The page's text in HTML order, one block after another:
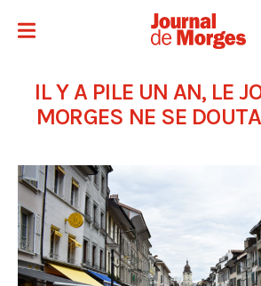
IL Y A PILE UN AN, LE
MORGES NE SE